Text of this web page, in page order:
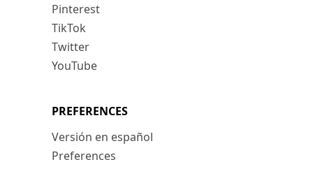
Pinterest
TikTok
Twitter
YouTube
PREFERENCES
Versión en español
Preferences